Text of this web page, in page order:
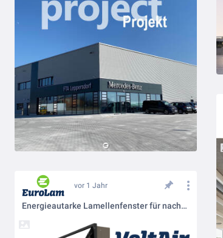
vor 1 Jahr
Energieautarke Lamellenfenster für nachhaltiges Bauen